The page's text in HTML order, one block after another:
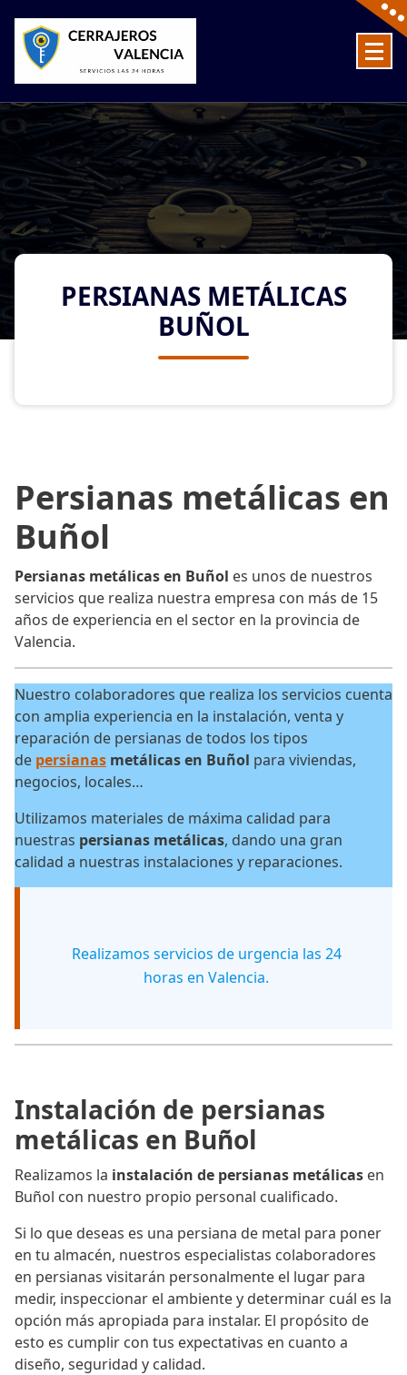
content
PERSIANAS METÁLICAS
BUÑOL
Persianas metálicas en
Buñol
Persianas metálicas en Buñol es unos de nuestros
servicios que realiza nuestra empresa con más de 15
años de experiencia en el sector en la provincia de
Valencia.
Nuestro colaboradores que realiza los servicios cuenta
con amplia experiencia en la instalación, venta y
reparación de persianas de todos los tipos
de persianas metálicas en Buñol para viviendas,
negocios, locales…
Utilizamos materiales de máxima calidad para
nuestras persianas metálicas, dando una gran
calidad a nuestras instalaciones y reparaciones.
Realizamos servicios de urgencia las 24
horas en Valencia.
Instalación de persianas
metálicas en Buñol
Realizamos la instalación de persianas metálicas en
Buñol con nuestro propio personal cualificado.
Si lo que deseas es una persiana de metal para poner
en tu almacén, nuestros especialistas colaboradores
en persianas visitarán personalmente el lugar para
medir, inspeccionar el ambiente y determinar cuál es la
opción más apropiada para instalar. El propósito de
esto es cumplir con tus expectativas en cuanto a
diseño, seguridad y calidad.